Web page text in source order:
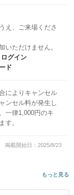
え、ご来場くださ
ただけません。
グイン
ド
によりキャンセル
ンセル料が発生し
一律1,000円のキ
す。
掲載開始日：2025/8/23
もっと見る